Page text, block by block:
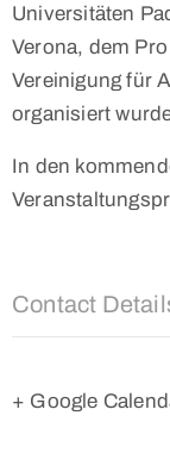
Universitäten
Verona, dem
Vereinigung für
organisiert
In den
Contact
+ Google